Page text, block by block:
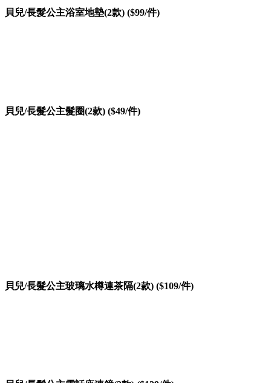
貝兒/長髮公主浴室地墊(2款) ($99/件)
貝兒/長髮公主髮圈(2款) ($49/件)
貝兒/長髮公主玻璃水樽連茶隔(2款) ($109/件)